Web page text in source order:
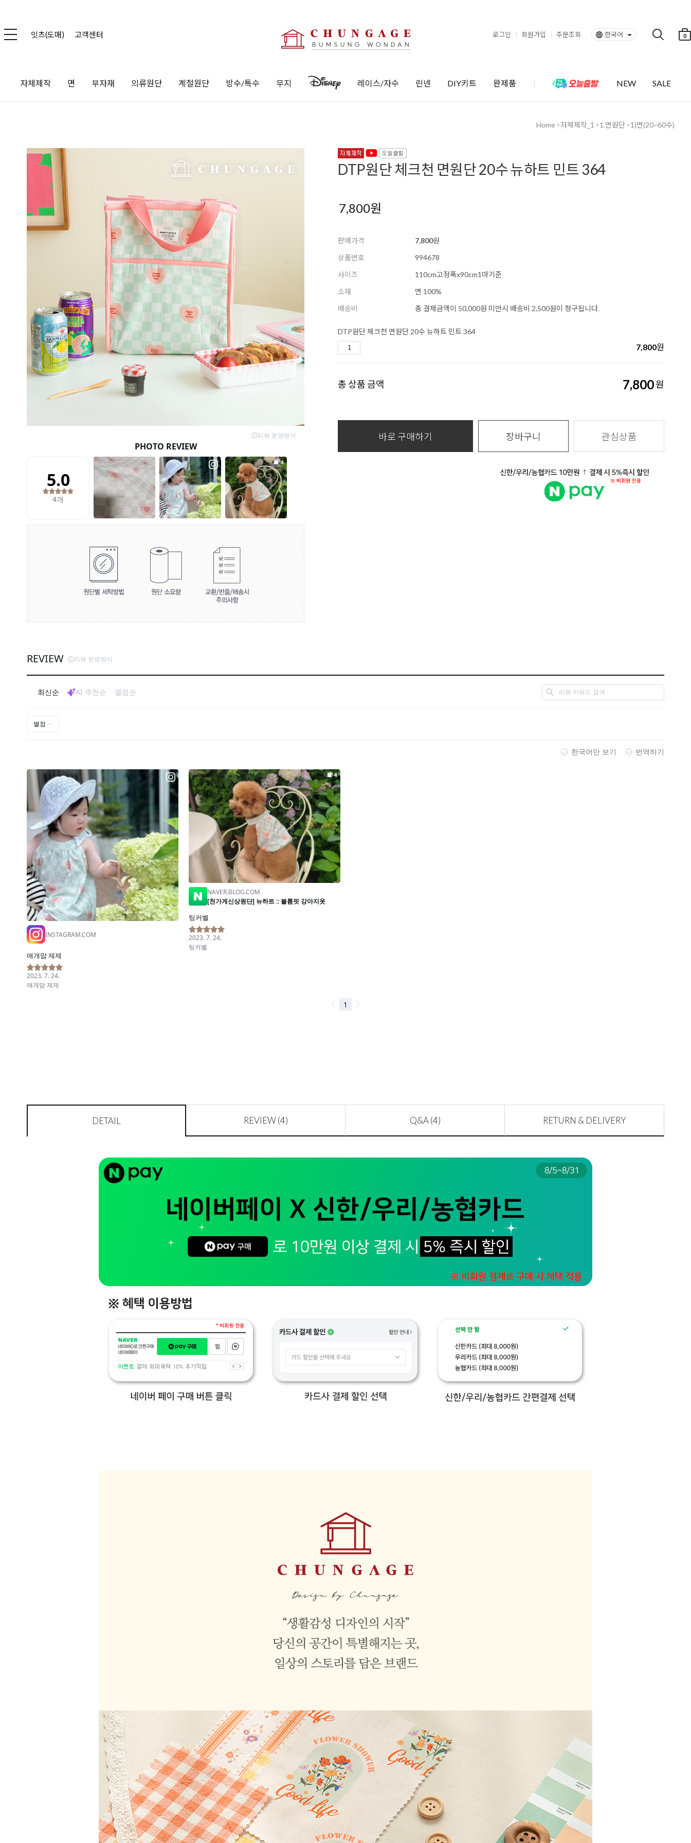
잇츠(도매) 고객센터 로그인 회원가입 주문조회 한국어 0
자체제작 면 부자재 의류원단 계절원단 방수/특수 무지 레이스/자수 린넨 DIY키트 완제품 NEW SALE
Home >자체제작_1 > 1.면원단 > 1)면(20~60수)
DTP원단 체크천 면원단 20수 뉴하트 민트 364
7,800원
판매가격 7,800원
상품번호
994678
사이즈
110cm고정폭x90cm1마기준
소재
면 100%
배송비
총 결제금액이 50,000원 미만시 배송비 2,500원이 청구됩니다.
DTP원단 체크천 면원단 20수 뉴하트 민트 364
7,800원
총 상품 금액 7,800원
바로 구매하기 장바구니 관심상품
DETAIL REVIEW (4) Q&A (4) RETURN & DELIVERY